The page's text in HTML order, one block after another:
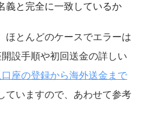
義と完全に一致しているか
ほとんどのケースでエラーは
設手順や初回送金の詳しい
座の登録から海外送金まで
ていますので、あわせて参考